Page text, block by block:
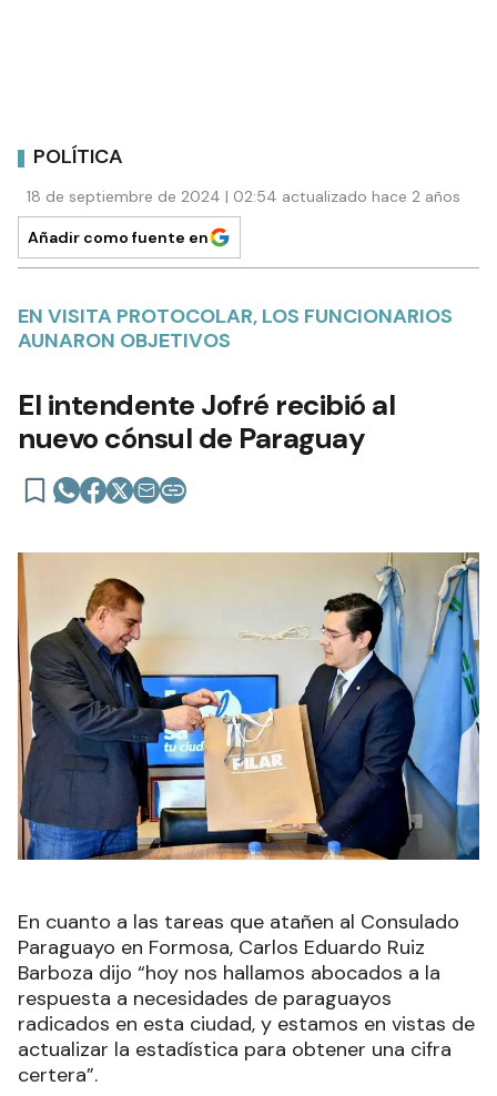
POLÍTICA
18 de septiembre de 2024 | 02:54 actualizado hace 2 años
Añadir como fuente en
EN VISITA PROTOCOLAR, LOS FUNCIONARIOS
AUNARON OBJETIVOS
El intendente Jofré recibió al
nuevo cónsul de Paraguay
En cuanto a las tareas que atañen al Consulado
Paraguayo en Formosa, Carlos Eduardo Ruiz
Barboza dijo “hoy nos hallamos abocados a la
respuesta a necesidades de paraguayos
radicados en esta ciudad, y estamos en vistas de
actualizar la estadística para obtener una cifra
certera”.